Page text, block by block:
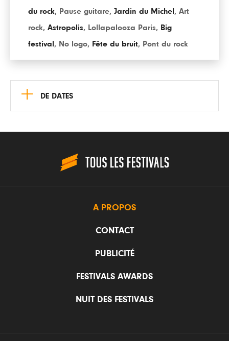
du rock, Pause guitare, Jardin du Michel , Art
rock, Astropolis, Lollapalooza Paris, Big
festival , No logo, Fête du bruit, Pont du rock
+ DE DATES
A PROPOS
CONTACT
PUBLICITÉ
FESTIVALS AWARDS
NUIT DES FESTIVALS